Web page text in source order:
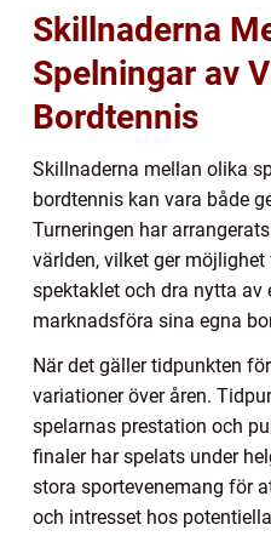
Skillnaderna
Spelningar av
Bordtennis
Skillnaderna mellan olika
bordtennis kan vara både
Turneringen har
världen, vilket ger
spektaklet och dra nytta av
marknadsföra sina egna
När det gäller tidpunkten
variationer över åren.
spelarnas prestation och
finaler har spelats under
stora sportevenemang för
och intresset hos